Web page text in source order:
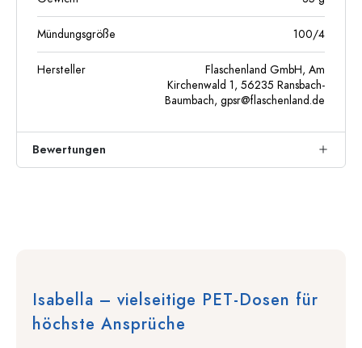
Mündungsgröße 100/4
Hersteller
Flaschenland GmbH, Am
Kirchenwald 1, 56235 Ransbach-
Baumbach, gpsr@flaschenland.de
Bewertungen
Isabella – vielseitige PET-Dosen für
höchste Ansprüche